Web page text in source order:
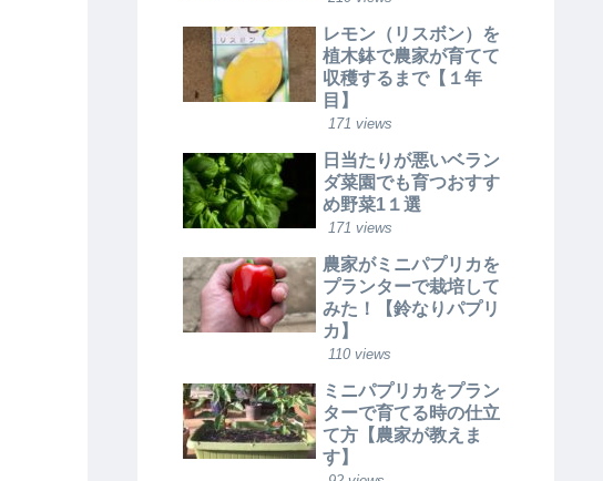
レモン（リスボン）を
植木鉢で農家が育てて
収穫するまで【１年
目】
171 views
日当たりが悪いベラン
ダ菜園でも育つおすす
め野菜1１選
171 views
農家がミニパプリカを
プランターで栽培して
みた！【鈴なりパプリ
カ】
110 views
ミニパプリカをプラン
ターで育てる時の仕立
て方【農家が教えま
す】